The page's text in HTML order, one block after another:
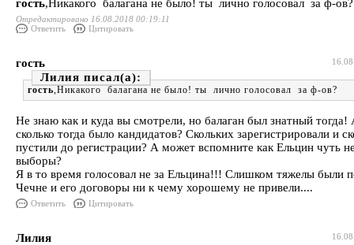
гость,Никакого балагана не было! ты лично голосовал за ф-ов?
Отредактировано 16.08.2018 00:19:11
Ответить
Цитировать
гость
Лилия
гость,Никакого балагана не было! ты лично голосовал за ф-ов?
Не знаю как и куда вы смотрели, но балаган был знатный
сколько тогда было кандидатов? Скольких зарегистрировали и
пустили до регистрации? А может вспомните как Ельцин чуть
выборы?
Я в то время голосовал не за Ельцина!!! Слишком тяжелы были
Чечне и его договоры ни к чему хорошему не привели....
Ответить Цитировать
Лилия